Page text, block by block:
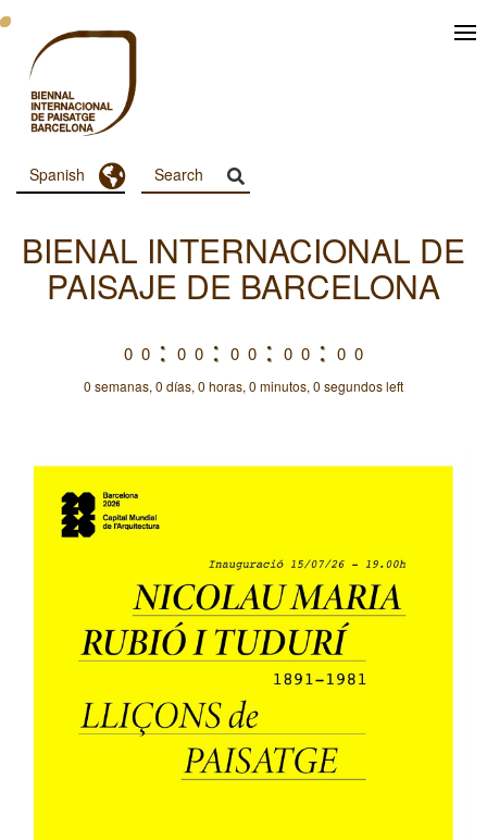
Pasar
contenido
principal
Menu
Principal
Dashboard
Spanish Toggle Dropdown
BIENAL INTERNACIONAL DE
PAISAJE DE BARCELONA
0 0 0 0 0 0 0 0 0 0
0 semanas, 0 días, 0 horas, 0 minutos, 0 segundos left